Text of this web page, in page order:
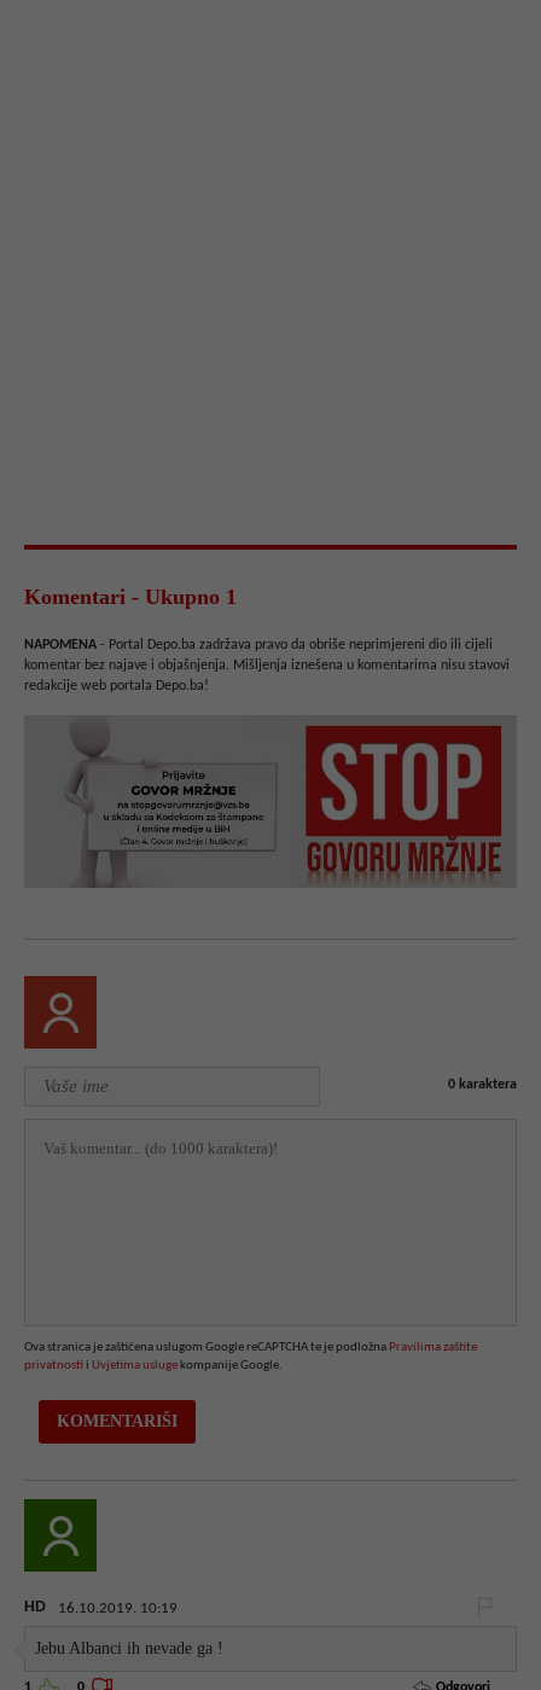
Komentari - Ukupno 1
NAPOMENA - Portal Depo.ba zadržava pravo da obriše neprimjereni dio ili cijeli
komentar bez najave i objašnjenja. Mišljenja iznešena u komentarima nisu stavovi
redakcije web portala Depo.ba!
0 karaktera
Ova stranica je zaštićena uslugom Google reCAPTCHA te je podložna Pravilima zaštite
privatnosti i Uvjetima usluge kompanije Google.
HD 16.10.2019. 10:19
Jebu Albanci ih nevade ga !